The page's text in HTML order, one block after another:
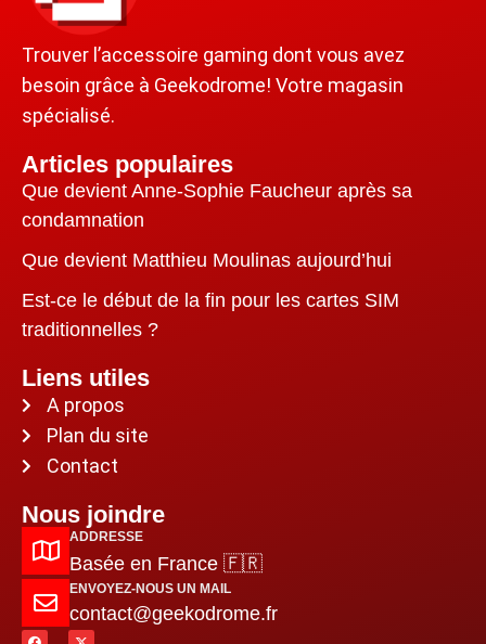
Trouver l’accessoire gaming dont vous avez
besoin grâce à Geekodrome! Votre magasin
spécialisé.
Articles populaires
Que devient Anne-Sophie Faucheur après sa
condamnation
Que devient Matthieu Moulinas aujourd’hui
Est-ce le début de la fin pour les cartes SIM
traditionnelles ?
Liens utiles
A propos
Plan du site
Contact
Nous joindre
ADDRESSE
Basée en France 🇫🇷
ENVOYEZ-NOUS UN MAIL
contact@geekodrome.fr